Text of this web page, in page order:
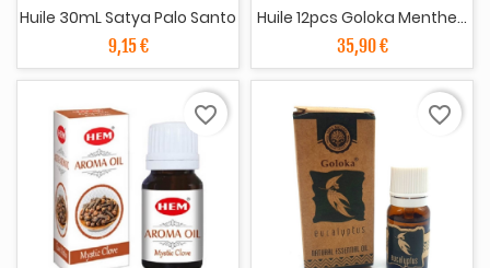
Huile 30mL Satya Palo Santo
9,15 €
Huile 12pcs Goloka Menthe...
35,90 €
favorite_border favorite_border